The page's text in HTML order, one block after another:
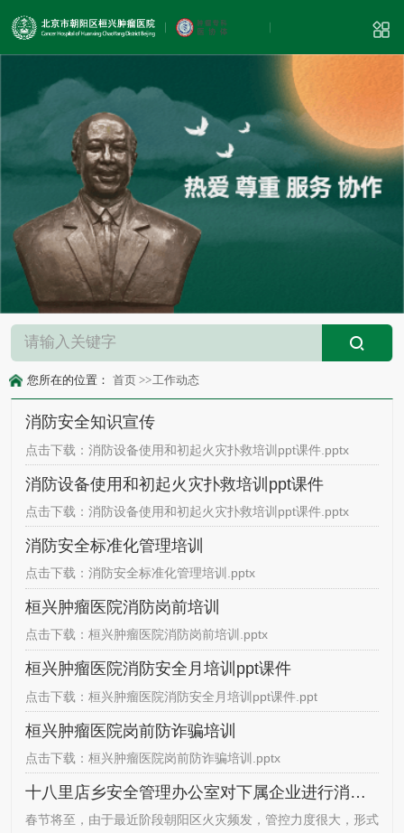
您所在的位置： 首页 >>工作动态
消防安全知识宣传
点击下载：消防设备使用和初起火灾扑救培训ppt课件.pptx
消防设备使用和初起火灾扑救培训ppt课件
点击下载：消防设备使用和初起火灾扑救培训ppt课件.pptx
消防安全标准化管理培训
点击下载：消防安全标准化管理培训.pptx
桓兴肿瘤医院消防岗前培训
点击下载：桓兴肿瘤医院消防岗前培训.pptx
桓兴肿瘤医院消防安全月培训ppt课件
点击下载：桓兴肿瘤医院消防安全月培训ppt课件.ppt
桓兴肿瘤医院岗前防诈骗培训
点击下载：桓兴肿瘤医院岗前防诈骗培训.pptx
十八里店乡安全管理办公室对下属企业进行消防设备使用和初起火灾扑救培训的…
春节将至，由于最近阶段朝阳区火灾频发，管控力度很大，形式